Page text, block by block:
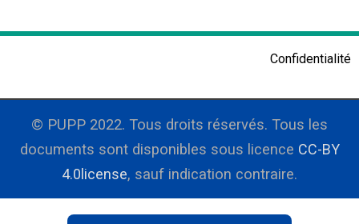
Confidentialité
© PUPP 2022. Tous droits réservés. Tous les
documents sont disponibles sous licence CC-BY
4.0license, sauf indication contraire.